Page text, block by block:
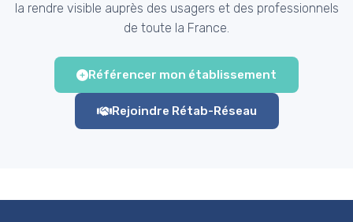
la rendre visible auprès des usagers et des professionnels
de toute la France.
Référencer mon établissement
Rejoindre Rétab-Réseau